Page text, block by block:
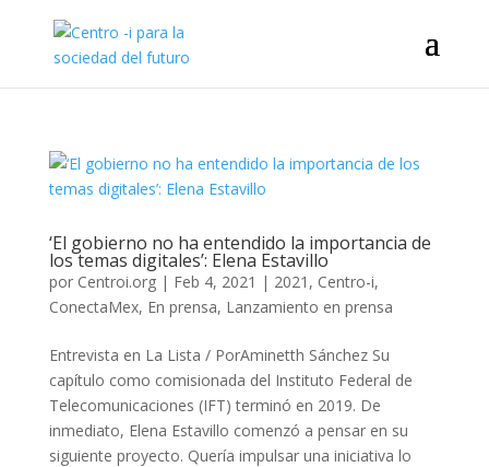
‘El gobierno no ha entendido la importancia de
los temas digitales’: Elena Estavillo
por Centroi.org| Feb 4, 2021 | 2021 , Centro-i,
ConectaMex, En prensa, Lanzamiento en prensa
Entrevista en La Lista / PorAminetth Sánchez Su
capítulo como comisionada del Instituto Federal de
Telecomunicaciones (IFT) terminó en 2019. De
inmediato, Elena Estavillo comenzó a pensar en su
siguiente proyecto. Quería impulsar una iniciativa lo